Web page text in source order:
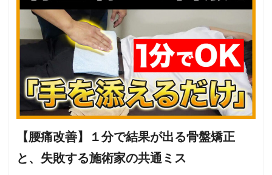
【腰痛改善】１分で結果が出る骨盤矯正
と、失敗する施術家の共通ミス